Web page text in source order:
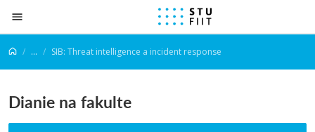
Prejsť na obsah
... SIB: Threat intelligence a incident response
Dianie na fakulte